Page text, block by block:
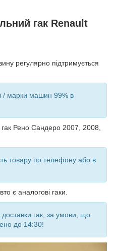
гак Renault
регулярно підтримується
/ марки машин 99% в
гак Рено Сандеро 2007, 2008,
товару по телефону або в
є аналогові гаки.
гак, за умови, що
до 14:30!